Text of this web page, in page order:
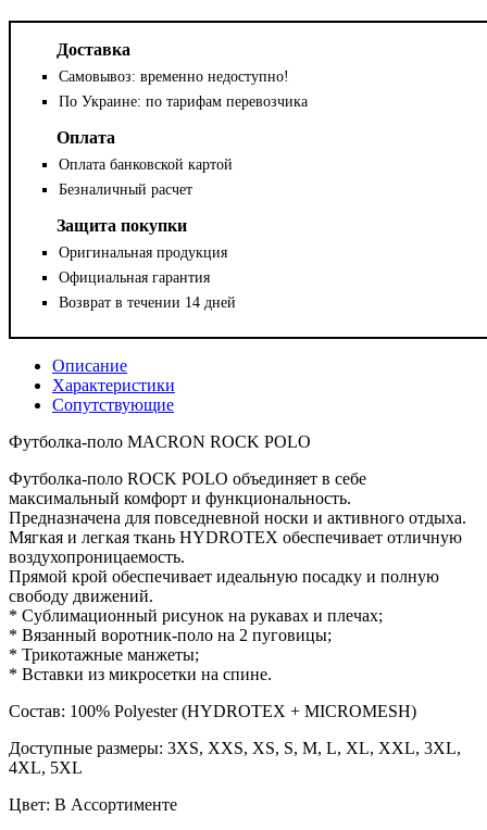
Доставка
Самовывоз: временно недоступно!
По Украине: по тарифам перевозчика
Оплата
Оплата банковской картой
Безналичный расчет
Защита покупки
Оригинальная продукция
Официальная гарантия
Возврат в течении 14 дней
Описание
Характеристики
Сопутствующие
Футболка-поло MACRON ROCK POLO
Футболка-поло ROCK POLO объединяет в себе
максимальный комфорт и функциональность.
Предназначена для повседневной носки и активного отдыха.
Мягкая и легкая ткань HYDROTEX обеспечивает отличную
воздухопроницаемость.
Прямой крой обеспечивает идеальную посадку и полную
свободу движений.
* Сублимационный рисунок на рукавах и плечах;
* Вязанный воротник-поло на 2 пуговицы;
* Трикотажные манжеты;
* Вставки из микросетки на спине.
Состав: 100% Polyester (HYDROTEX + MICROMESH)
Доступные размеры: 3XS, XXS, XS, S, M, L, XL, XXL, 3XL,
4XL, 5XL
Цвет: В Ассортименте